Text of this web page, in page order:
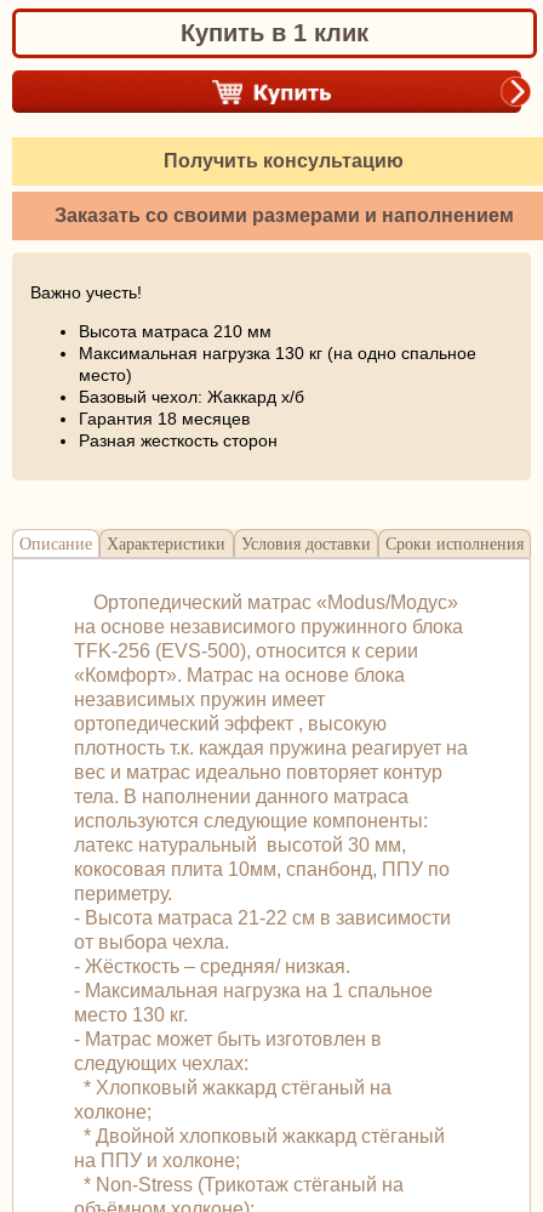
Купить в 1 клик
Получить консультацию
Заказать со своими размерами и наполнением
Важно учесть!
Высота матраса 210 мм
Максимальная нагрузка 130 кг (на одно спальное
место)
Базовый чехол: Жаккард х/б
Гарантия 18 месяцев
Разная жесткость сторон
Описание Характеристики Условия доставки Сроки исполнения
Ортопедический матрас «Modus/Модус»
на основе независимого пружинного блока
TFK-256 (EVS-500), относится к серии
«Комфорт». Матраc на основе блока
независимых пружин имеет
ортопедический эффект , высокую
плотность т.к. каждая пружина реагирует на
вес и матрас идеально повторяет контур
тела. В наполнении данного матраса
используются следующие компоненты:
латекс натуральный высотой 30 мм,
кокосовая плита 10мм, спанбонд, ППУ по
периметру.
- Высота матраса 21-22 см в зависимости
от выбора чехла.
- Жёсткость – средняя/ низкая.
- Максимальная нагрузка на 1 спальное
место 130 кг.
- Матрас может быть изготовлен в
следующих чехлах:
* Хлопковый жаккард стёганый на
холконе;
* Двойной хлопковый жаккард стёганый
на ППУ и холконе;
* Non-Stress (Трикотаж стёганый на